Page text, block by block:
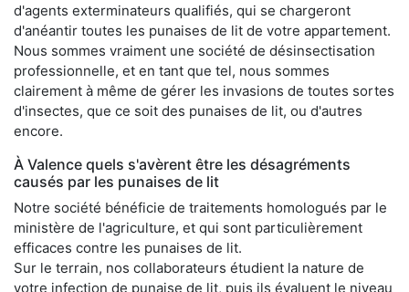
d'agents exterminateurs qualifiés, qui se chargeront
d'anéantir toutes les punaises de lit de votre appartement.
Nous sommes vraiment une société de désinsectisation
professionnelle, et en tant que tel, nous sommes
clairement à même de gérer les invasions de toutes sortes
d'insectes, que ce soit des punaises de lit, ou d'autres
encore.
À Valence quels s'avèrent être les désagréments
causés par les punaises de lit
Notre société bénéficie de traitements homologués par le
ministère de l'agriculture, et qui sont particulièrement
efficaces contre les punaises de lit.
Sur le terrain, nos collaborateurs étudient la nature de
votre infection de punaise de lit, puis ils évaluent le niveau